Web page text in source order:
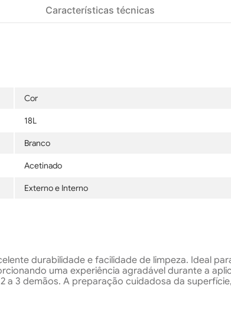
Características técnicas
Cor
18L
Branco
Acetinado
Externo e Interno
durabilidade e facilidade de limpeza. Ideal
uma experiência agradável durante a
3 demãos. A preparação cuidadosa da